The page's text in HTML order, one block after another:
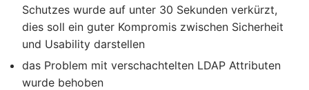
Schutzes wurde auf unter 30 Sekunden verkürzt,
dies soll ein guter Kompromis zwischen Sicherheit
und Usability darstellen
das Problem mit verschachtelten LDAP Attributen
wurde behoben